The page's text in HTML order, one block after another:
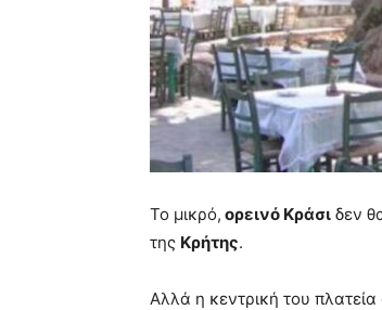
Το μικρό, ορεινό Κράσι δεν
της Κρήτης.
Αλλά η κεντρική του πλατεία